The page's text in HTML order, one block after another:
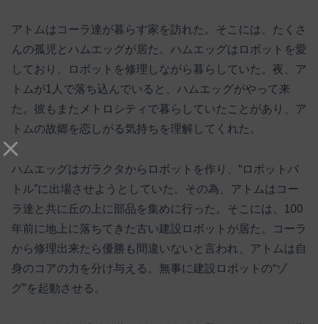
アトムはコーラ達が暮らす家を訪れた。そこには、たくさ
んの孤児とハムエッグが居た。ハムエッグはロボットを愛
しており、ロボットを修理しながら暮らしていた。夜、ア
トムが1人で落ち込んでいると、ハムエッグがやって来
た。彼もまたメトロシティで暮らしていたことがあり、ア
トムの故郷を恋しがる気持ちを理解してくれた。
ハムエッグはガラクタからロボットを作り、“ロボットバ
トル”に出場させようとしていた。その為、アトムはコー
ラ達と共に丘の上に部品を集めに行った。そこには、100
年前に地上に落ちてきた古い建設ロボットが居た。コーラ
から修理出来たら優勝も間違いないと言われ、アトムは自
身のコアの力を分け与える。無事に建設ロボットの“ゾ
グ”を起動させる。